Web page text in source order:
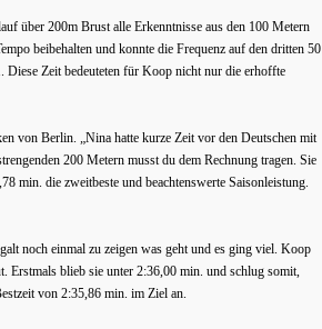
über 200m Brust alle Erkenntnisse aus den 100 Metern
beibehalten und konnte die Frequenz auf den dritten 50
Diese Zeit bedeuteten für Koop nicht nur die erhoffte
von Berlin. „Nina hatte kurze Zeit vor den Deutschen mit
200 Metern musst du dem Rechnung tragen. Sie
min. die zweitbeste und beachtenswerte Saisonleistung.
noch einmal zu zeigen was geht und es ging viel. Koop
Erstmals blieb sie unter 2:36,00 min. und schlug somit,
von 2:35,86 min. im Ziel an.